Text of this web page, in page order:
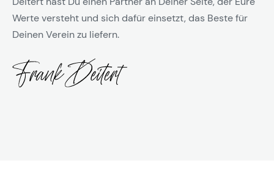
Werte versteht und sich dafür einsetzt, das Beste für
Deinen Verein zu liefern.